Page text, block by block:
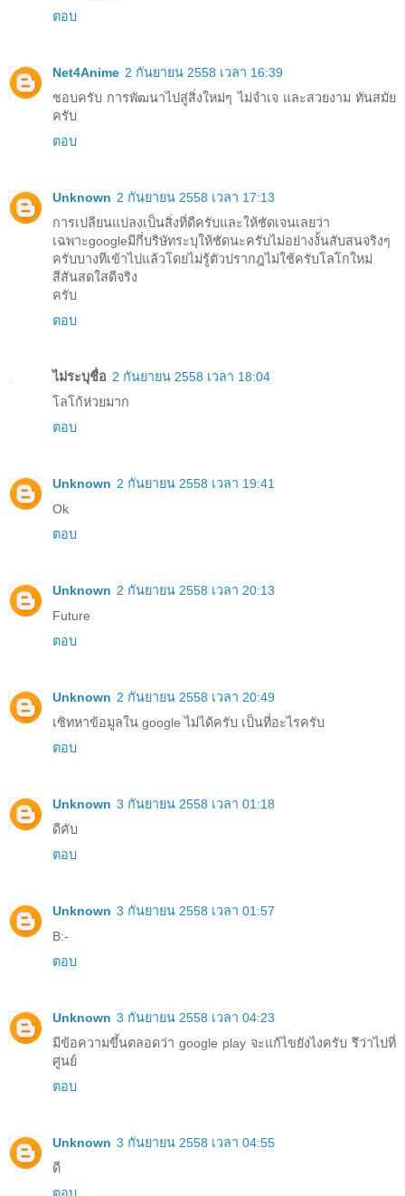
ตอบ
Net4Anime 2 กันยายน 2558 เวลา 16:39
ชอบครับ การพัฒนาไปสู่สิ่งใหม่ๆ ไม่จำเจ และสวยงาม ทันสมัย
ครับ
ตอบ
Unknown 2 กันยายน 2558 เวลา 17:13
การเปลียนแปลงเป็นสิ่งที่ดีครับและให้ชัดเจนเลยว่า
เฉพาะgoogleมีกี่บริษัทระบุให้ชัดนะครับไม่อย่างงั้นสับสนจริงๆ
ครับบางทีเข้าไปแล้วโดยไม่รู้ตัวปรากฎไม่ใช้ครับโลโกใหม่
สีสันสดใสดีจริง
ครับ
ตอบ
ไม่ระบุชื่อ 2 กันยายน 2558 เวลา 18:04
โลโก้ห่วยมาก
ตอบ
Unknown 2 กันยายน 2558 เวลา 19:41
Ok
ตอบ
Unknown 2 กันยายน 2558 เวลา 20:13
Future
ตอบ
Unknown 2 กันยายน 2558 เวลา 20:49
เซิทหาข้อมูลใน google ไม่ได้ครับ เป็นที่อะไรครับ
ตอบ
Unknown 3 กันยายน 2558 เวลา 01:18
ดีคับ
ตอบ
Unknown 3 กันยายน 2558 เวลา 01:57
B:-
ตอบ
Unknown 3 กันยายน 2558 เวลา 04:23
มีข้อความขึ้นตลอดว่า google play จะแก้ไขยังไงครับ รึว่าไปที่
ศูนย์
ตอบ
Unknown 3 กันยายน 2558 เวลา 04:55
ดี